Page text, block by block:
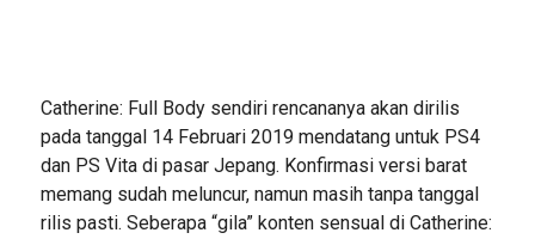
Catherine: Full Body sendiri rencananya akan dirilis
pada tanggal 14 Februari 2019 mendatang untuk PS4
dan PS Vita di pasar Jepang. Konfirmasi versi barat
memang sudah meluncur, namun masih tanpa tanggal
rilis pasti. Seberapa “gila” konten sensual di Catherine: